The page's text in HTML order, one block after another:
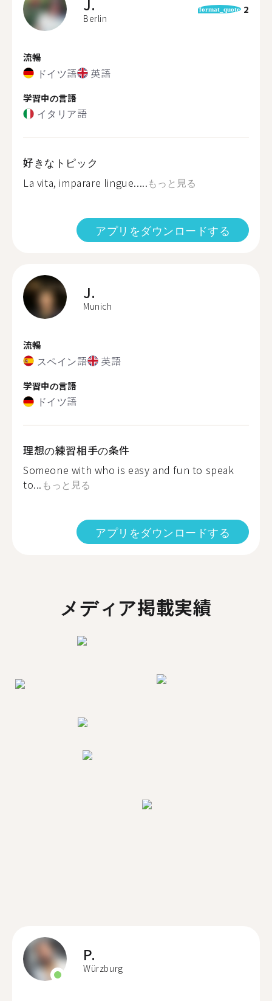
J.
Berlin
format_quote 2
流暢
ドイツ語 英語
学習中の言語
イタリア語
好きなトピック
La vita, imparare lingue.....もっと見る
アプリをダウンロードする
J.
Munich
流暢
スペイン語 英語
学習中の言語
ドイツ語
理想の練習相手の条件
Someone with who is easy and fun to speak
to... もっと見る
アプリをダウンロードする
メディア掲載実績
P.
Würzburg